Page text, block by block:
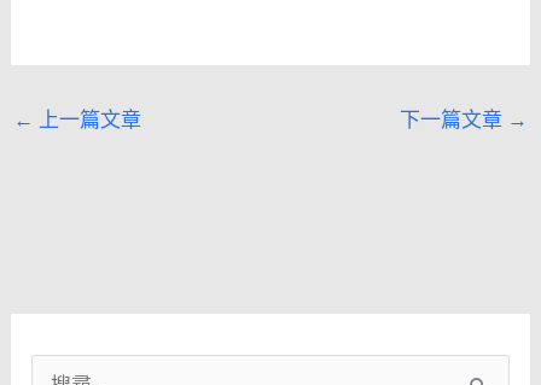
← 上一篇文章 下一篇文章 →